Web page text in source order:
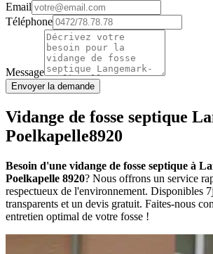
Email
Téléphone
Message
Envoyer la demande
Vidange de fosse septique
Poelkapelle8920
Besoin d'une vidange de fosse septique à
Poelkapelle 8920? Nous offrons un service
respectueux de l'environnement. Disponibles
transparents et un devis gratuit. Faites-nous
entretien optimal de votre fosse !